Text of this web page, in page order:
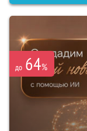
до 64%